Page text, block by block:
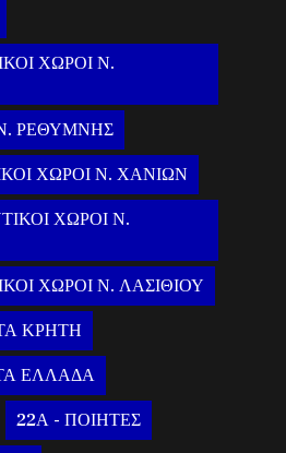
ΧΩΡΟΙ Ν.
ΡΕΘΥΜΝΗΣ
ΧΩΡΟΙ Ν. ΧΑΝΙΩΝ
ΧΩΡΟΙ Ν.
ΧΩΡΟΙ Ν. ΛΑΣΙΘΙΟΥ
ΚΡΗΤΗ
ΕΛΛΑΔΑ
22Α - ΠΟΙΗΤΕΣ